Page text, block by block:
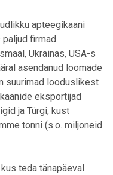
apteegikaani
firmad
Ukrainas, USA-s
asendanud loomade
suurimad looduslikest
eksportijad
ja Türgi, kust
tonni (s.o. miljoneid
teda tänapäeval